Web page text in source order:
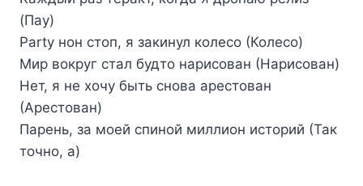
(Пау)
Party нон стоп, я закинул колесо (Колесо)
Мир вокруг стал будто нарисован (Нарисован)
Нет, я не хочу быть снова арестован
(Арестован)
Парень, за моей спиной миллион историй (Так
точно, а)